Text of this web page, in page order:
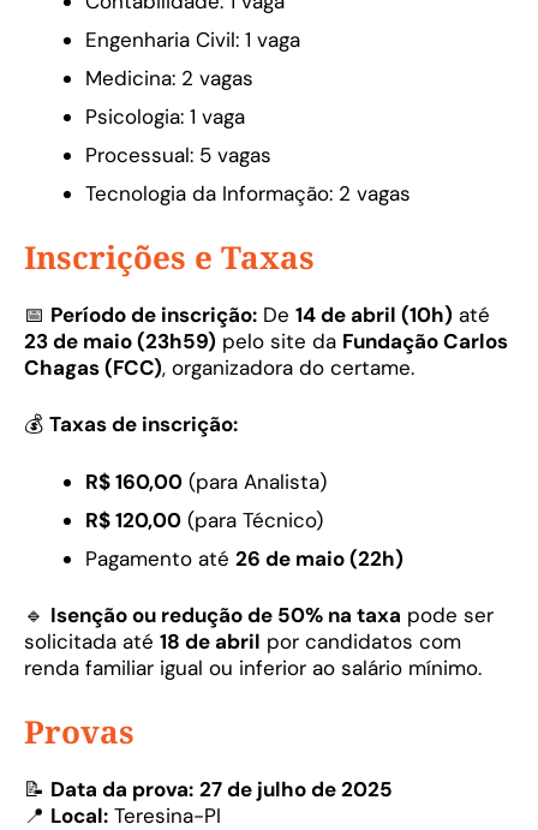
Engenharia Civil: 1 vaga
Medicina: 2 vagas
Psicologia: 1 vaga
Processual: 5 vagas
Tecnologia da Informação: 2 vagas
Inscrições e Taxas
📅 Período de inscrição: De 14 de abril (10h) até
23 de maio (23h59) pelo site da Fundação Carlos
Chagas (FCC), organizadora do certame.
💰 Taxas de inscrição:
R$ 160,00 (para Analista)
R$ 120,00 (para Técnico)
Pagamento até 26 de maio (22h)
🔹 Isenção ou redução de 50% na taxa pode ser
solicitada até 18 de abril por candidatos com
renda familiar igual ou inferior ao salário mínimo.
Provas
📝 Data da prova: 27 de julho de 2025
📍 Local: Teresina-PI